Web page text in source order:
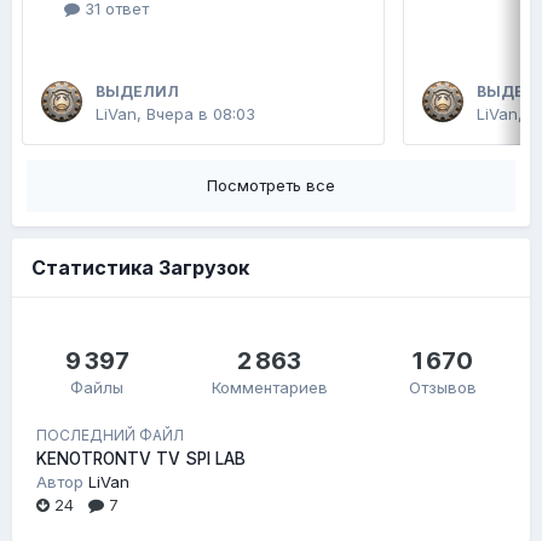
31 ответ
ВЫДЕЛИЛ
LiVan, Вчера в 08:03 LiVan,
Посмотреть все
Статистика Загрузок
9 397
Файлы
2 863
Комментариев
1 670
Отзывов
ПОСЛЕДНИЙ ФАЙЛ
KENOTRONTV TV SPI LAB
Автор LiVan
24
7